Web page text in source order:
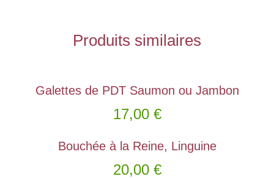
Produits similaires
Galettes de PDT Saumon ou Jambon
17,00 €
Bouchée à la Reine, Linguine
20,00 €